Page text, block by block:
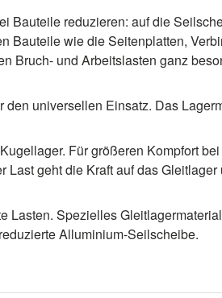
Bauteile reduzieren: auf die
Bauteile wie die Seitenplatten,
Bruch- und Arbeitslasten ganz
universellen Einsatz. Das
Für größeren Kompfort
Last geht die Kraft auf das Gleitlager
Lasten. Spezielles
Alluminium-Seilscheibe.